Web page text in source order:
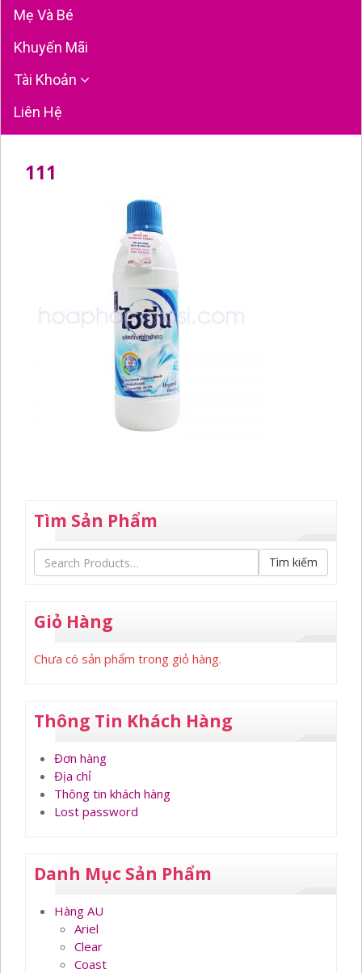
Mẹ Và Bé
Khuyến Mãi
Tài Khoản
Liên Hệ
111
Tìm Sản Phẩm
Tìm kiếm
Giỏ Hàng
Chưa có sản phẩm trong giỏ hàng.
Thông Tin Khách Hàng
Đơn hàng
Địa chỉ
Thông tin khách hàng
Lost password
Danh Mục Sản Phẩm
Hàng AU
Ariel
Clear
Coast